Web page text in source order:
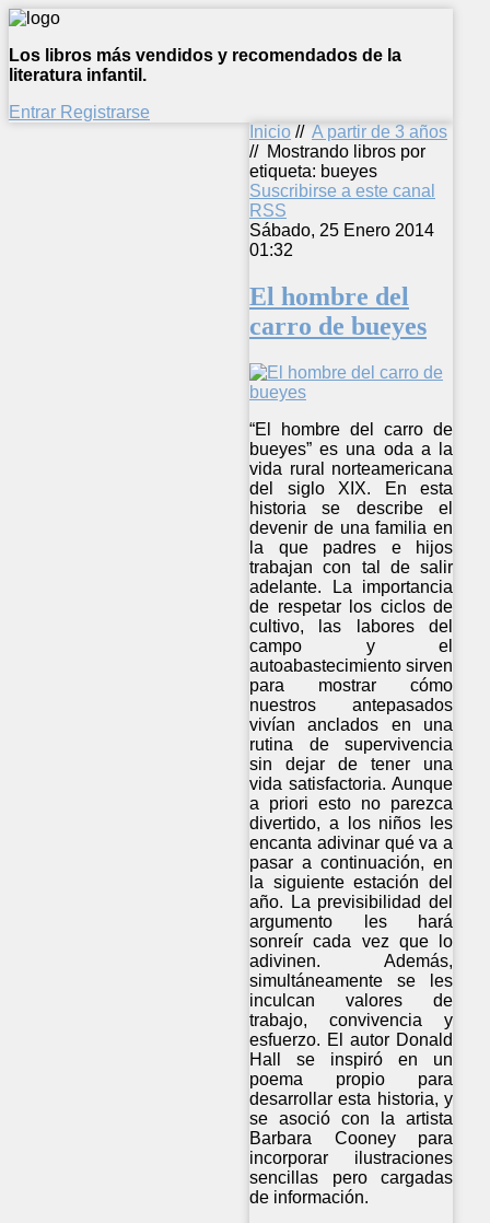
Los libros más vendidos y recomendados de la
literatura infantil.
Entrar Registrarse
Inicio // A partir de 3 años
// Mostrando libros por
etiqueta: bueyes
Suscribirse a este canal
RSS
Sábado, 25 Enero 2014
01:32
El hombre del
carro de bueyes
“El hombre del carro de
bueyes” es una oda a la
vida rural norteamericana
del siglo XIX. En esta
historia se describe el
devenir de una familia en
la que padres e hijos
trabajan con tal de salir
adelante. La importancia
de respetar los ciclos de
cultivo, las labores del
campo y el
autoabastecimiento sirven
para mostrar cómo
nuestros antepasados
vivían anclados en una
rutina de supervivencia
sin dejar de tener una
vida satisfactoria. Aunque
a priori esto no parezca
divertido, a los niños les
encanta adivinar qué va a
pasar a continuación, en
la siguiente estación del
año. La previsibilidad del
argumento les hará
sonreír cada vez que lo
adivinen. Además,
simultáneamente se les
inculcan valores de
trabajo, convivencia y
esfuerzo. El autor Donald
Hall se inspiró en un
poema propio para
desarrollar esta historia, y
se asoció con la artista
Barbara Cooney para
incorporar ilustraciones
sencillas pero cargadas
de información.